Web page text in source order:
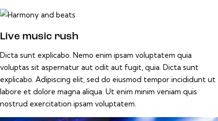
Live music rush
Dicta sunt explicabo. Nemo enim ipsam voluptatem quia
voluptas sit aspernatur aut odit aut fugit, quia. Dicta sunt
explicabo. Adipiscing elit, sed do eiusmod tempor incididunt ut
labore et dolore magna aliqua. Ut enim minim veniam quis
nostrud exercitation ipsam voluptatem.